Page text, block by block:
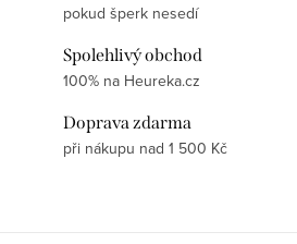
pokud šperk nesedí
Spolehlivý obchod
100% na Heureka.cz
Doprava zdarma
při nákupu nad 1 500 Kč